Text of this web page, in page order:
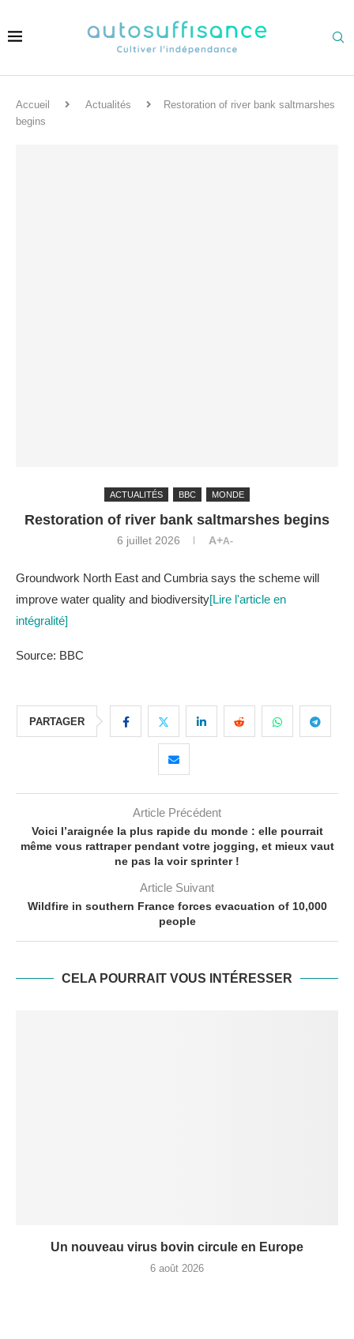
Accueil Actualités
Restoration of river bank saltmarshes
begins
ACTUALITÉS BBC MONDE
Restoration of river bank saltmarshes begins
6 juillet 2026 A+A-
Groundwork North East and Cumbria says the scheme will
improve water quality and biodiversity[Lire l'article en
intégralité]
Source: BBC
PARTAGER
Article Précédent
Voici l’araignée la plus rapide du monde : elle pourrait
même vous rattraper pendant votre jogging, et mieux vaut
ne pas la voir sprinter !
Article Suivant
Wildfire in southern France forces evacuation of 10,000
people
CELA POURRAIT VOUS INTÉRESSER
Un nouveau virus bovin circule en Europe
6 août 2026